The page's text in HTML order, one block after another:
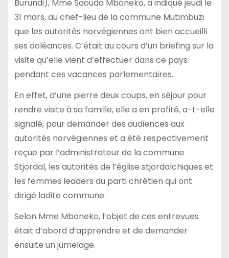
Burundi), Mme Saouda Mboneko, a indiqué jeudi le
31 mars, au chef-lieu de la commune Mutimbuzi
que les autorités norvégiennes ont bien accueilli
ses doléances. C’était au cours d’un briefing sur la
visite qu’elle vient d’effectuer dans ce pays
pendant ces vacances parlementaires.
En effet, d’une pierre deux coups, en séjour pour
rendre visite à sa famille, elle a en profité, a-t-elle
signalé, pour demander des audiences aux
autorités norvégiennes et a été respectivement
reçue par l’administrateur de la commune
Stjordal, les autorités de l’église stjordalchiques et
les femmes leaders du parti chrétien qui ont
dirigé ladite commune.
Selon Mme Mboneko, l’objet de ces entrevues
était d’abord d’apprendre et de demander
ensuite un jumelage.